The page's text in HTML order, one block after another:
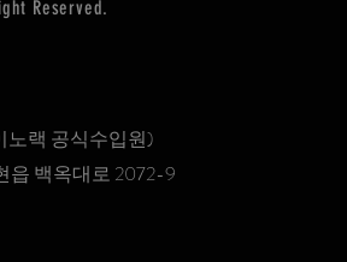
Reserved.
노랙 공식수입원)
읍 백옥대로 2072-9